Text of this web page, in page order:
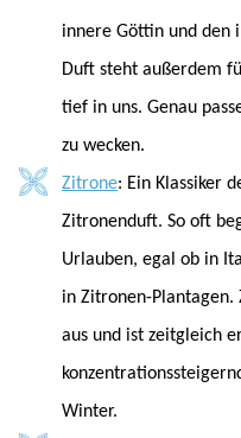
innere Göttin und den
Duft steht außerdem
tief in uns. Genau
zu wecken.
Zitrone: Ein Klassiker
Zitronenduft. So oft
Urlauben, egal ob in
in Zitronen-
aus und ist zeitgleich
Winter.